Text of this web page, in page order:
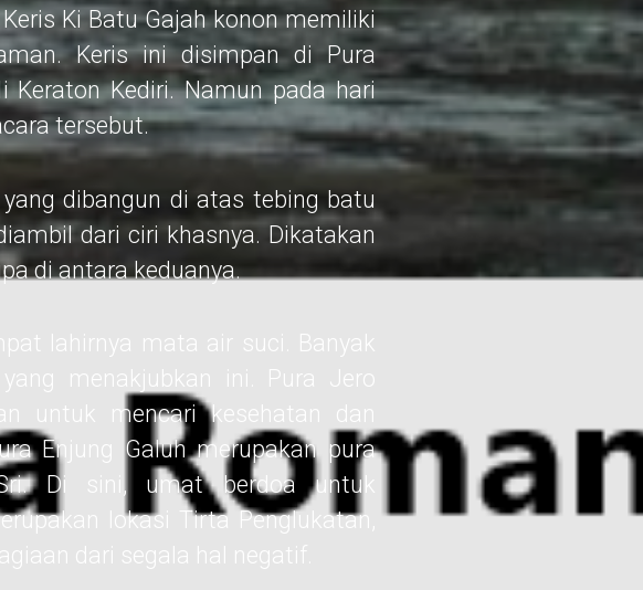
Ki Batu Gajah konon memiliki
Keris ini disimpan di Pura
Keraton Kediri. Namun pada hari
tersebut.
dibangun di atas tebing batu
dari ciri khasnya. Dikatakan
di antara keduanya.
lahirnya mata air suci. Banyak
menakjubkan ini. Pura Jero
untuk mencari kesehatan dan
Enjung Galuh merupakan pura
Di sini, umat berdoa untuk
lokasi Tirta Penglukatan,
dari segala hal negatif.